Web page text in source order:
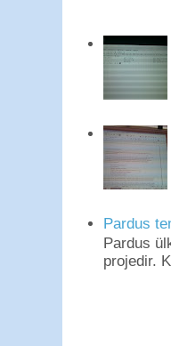
Pardus
Pardus
projedir.